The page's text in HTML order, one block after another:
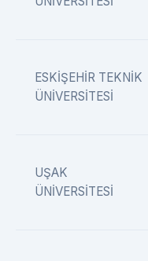
ESKİŞEHİR TEKNİK
ÜNİVERSİTESİ
UŞAK
ÜNİVERSİTESİ